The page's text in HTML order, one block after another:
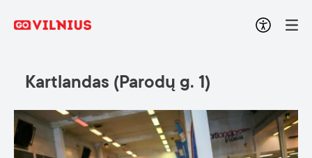
Kartlandas (Parodų g. 1)